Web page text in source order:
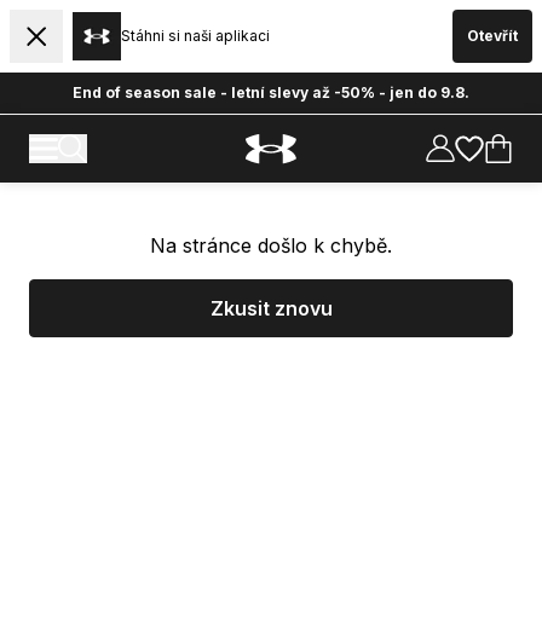
Stáhni si naši aplikaci Otevřít
End of season sale - letní slevy až -50% - jen do 9.8.
Na stránce došlo k chybě.
Zkusit znovu